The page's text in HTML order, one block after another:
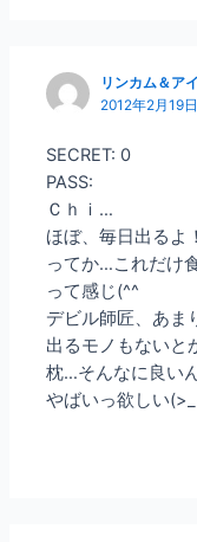
リンカム＆ア
2012年2月19
SECRET: 0
PASS:
Ｃｈｉ…
ほぼ、毎日出るよ
ってか…これだけ
って感じ(^^ゞ
デビル師匠、あま
出るモノもないと
枕…そんなに良い
やばいっ欲しい